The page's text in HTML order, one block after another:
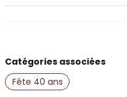
name
Nom
Catégories associées
Fête 40 ans